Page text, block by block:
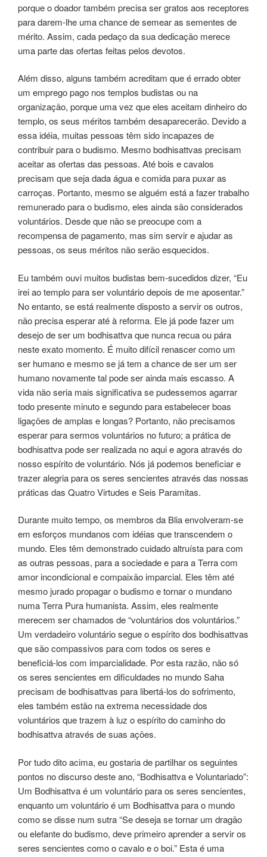
porque o doador também precisa ser gratos aos receptores
para darem-lhe uma chance de semear as sementes de
mérito. Assim, cada pedaço da sua dedicação merece
uma parte das ofertas feitas pelos devotos.
Além disso, alguns também acreditam que é errado obter
um emprego pago nos templos budistas ou na
organização, porque uma vez que eles aceitam dinheiro do
templo, os seus méritos também desaparecerão. Devido a
essa idéia, muitas pessoas têm sido incapazes de
contribuir para o budismo. Mesmo bodhisattvas precisam
aceitar as ofertas das pessoas. Até bois e cavalos
precisam que seja dada água e comida para puxar as
carroças. Portanto, mesmo se alguém está a fazer trabalho
remunerado para o budismo, eles ainda são considerados
voluntários. Desde que não se preocupe com a
recompensa de pagamento, mas sim servir e ajudar as
pessoas, os seus méritos não serão esquecidos.
Eu também ouvi muitos budistas bem-sucedidos dizer, “Eu
irei ao templo para ser voluntário depois de me aposentar.”
No entanto, se está realmente disposto a servir os outros,
não precisa esperar até à reforma. Ele já pode fazer um
desejo de ser um bodhisattva que nunca recua ou pára
neste exato momento. É muito difícil renascer como um
ser humano e mesmo se já tem a chance de ser um ser
humano novamente tal pode ser ainda mais escasso. A
vida não seria mais significativa se pudessemos agarrar
todo presente minuto e segundo para estabelecer boas
ligações de amplas e longas? Portanto, não precisamos
esperar para sermos voluntários no futuro; a prática de
bodhisattva pode ser realizada no aqui e agora através do
nosso espírito de voluntário. Nós já podemos beneficiar e
trazer alegria para os seres sencientes através das nossas
práticas das Quatro Virtudes e Seis Paramitas.
Durante muito tempo, os membros da Blia envolveram-se
em esforços mundanos com idéias que transcendem o
mundo. Eles têm demonstrado cuidado altruísta para com
as outras pessoas, para a sociedade e para a Terra com
amor incondicional e compaixão imparcial. Eles têm até
mesmo jurado propagar o budismo e tornar o mundano
numa Terra Pura humanista. Assim, eles realmente
merecem ser chamados de “voluntários dos voluntários.”
Um verdadeiro voluntário segue o espírito dos bodhisattvas
que são compassivos para com todos os seres e
beneficiá-los com imparcialidade. Por esta razão, não só
os seres sencientes em dificuldades no mundo Saha
precisam de bodhisattvas para libertá-los do sofrimento,
eles também estão na extrema necessidade dos
voluntários que trazem à luz o espírito do caminho do
bodhisattva através de suas ações.
Por tudo dito acima, eu gostaria de partilhar os seguintes
pontos no discurso deste ano, “Bodhisattva e Voluntariado”:
Um Bodhisattva é um voluntário para os seres sencientes,
enquanto um voluntário é um Bodhisattva para o mundo
como se disse num sutra “Se deseja se tornar um dragão
ou elefante do budismo, deve primeiro aprender a servir os
seres sencientes como o cavalo e o boi.” Esta é uma